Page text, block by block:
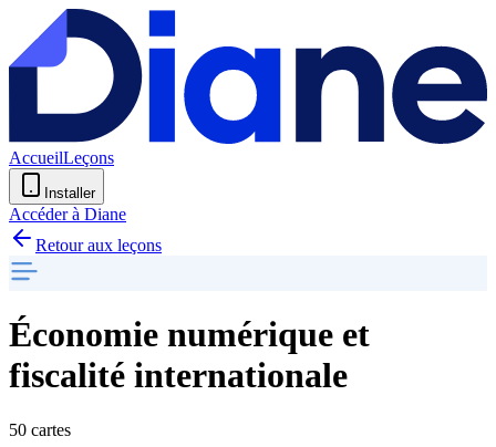
AccueilLeçons
Installer
Accéder à Diane
Retour aux leçons
Économie numérique et
fiscalité internationale
50 cartes